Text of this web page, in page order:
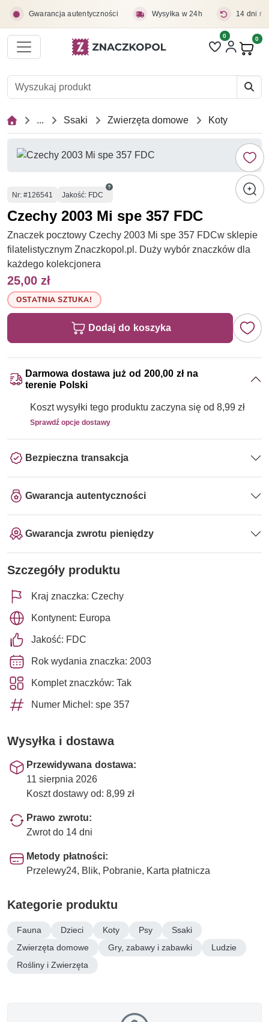
Gwarancja autentyczności Wysyłka w 24h 14 dni
Liczba pozycji
0 0
... Ssaki Zwierzęta domowe Koty
Numer
Nr: #126541 Jakość: FDC
Czechy 2003 Mi spe 357 FDC
Znaczek pocztowy Czechy 2003 Mi spe 357 FDCw sklepie
filatelistycznym Znaczkopol.pl. Duży wybór znaczków dla
każdego kolekcjonera
25,00 zł
OSTATNIA SZTUKA!
Dodaj do koszyka
Darmowa dostawa już od 200,00 zł na
terenie Polski
Koszt wysyłki tego produktu zaczyna się od 8,99 zł
Sprawdź opcje dostawy
Bezpieczna transakcja
Gwarancja autentyczności
Gwarancja zwrotu pieniędzy
Szczegóły produktu
Kraj znaczka: Czechy
Kontynent: Europa
Jakość: FDC
Rok wydania znaczka: 2003
Komplet znaczków: Tak
Numer Michel: spe 357
Wysyłka i dostawa
Przewidywana dostawa:
11 sierpnia 2026
Koszt dostawy od: 8,99 zł
Prawo zwrotu:
Zwrot do 14 dni
Metody płatności:
Przelewy24, Blik, Pobranie, Karta płatnicza
Kategorie produktu
Fauna Dzieci Koty Psy
Ssaki
Zwierzęta domowe
Gry, zabawy i zabawki
Ludzie
Rośliny i Zwierzęta